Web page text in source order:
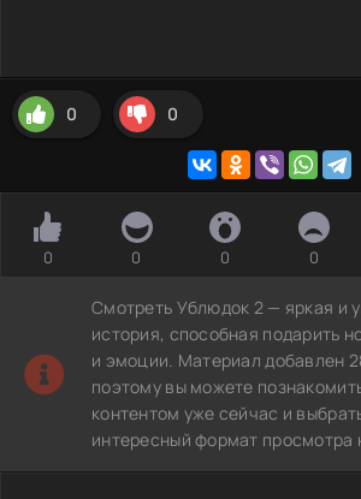
0 0
0 0 0 0
Смотреть Ублюдок 2 — яркая и
история, способная подарить
и эмоции. Материал добавлен
поэтому вы можете
контентом уже сейчас и
интересный формат просмотра